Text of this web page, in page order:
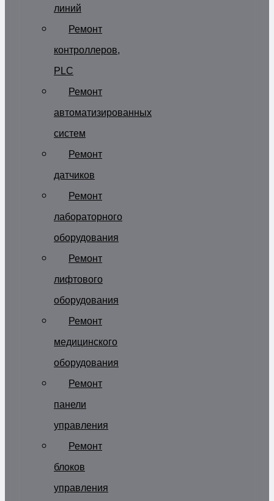
линий
Ремонт
контроллеров,
PLC
Ремонт
автоматизированных
систем
Ремонт
датчиков
Ремонт
лабораторного
оборудования
Ремонт
лифтового
оборудования
Ремонт
медицинского
оборудования
Ремонт
панели
управления
Ремонт
блоков
управления